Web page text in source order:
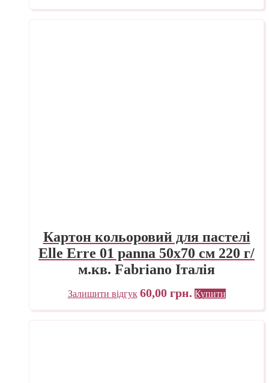
Картон кольоровий для пастелі
Elle Erre 01 panna 50х70 см 220 г/
м.кв. Fabriano Італія
Залишити відгук 60,00 грн. Купити